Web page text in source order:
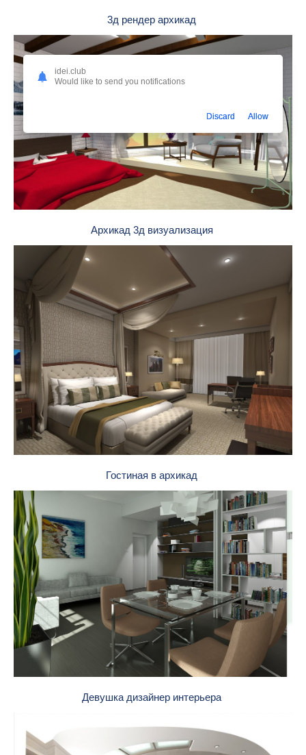
3д рендер архикад
Архикад 3д визуализация
Гостиная в архикад
Девушка дизайнер интерьера
idei.club
Would like to send you notifications
Discard Allow